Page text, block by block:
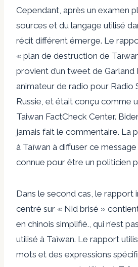
Cependant, après un examen
sources et du langage utilisé
récit différent émerge. Le
« plan de destruction de
provient d’un tweet de Garland
animateur de radio pour Radio
Russie, et était conçu comme
Taiwan FactCheck Center.
jamais fait le commentaire. La
à Taïwan à diffuser ce
connue pour être un politicien
Dans le second cas, le rapport
centré sur « Nid brisé »
en chinois simplifié. , qui n’est
utilisé à Taïwan. Le rapport
mots et des expressions